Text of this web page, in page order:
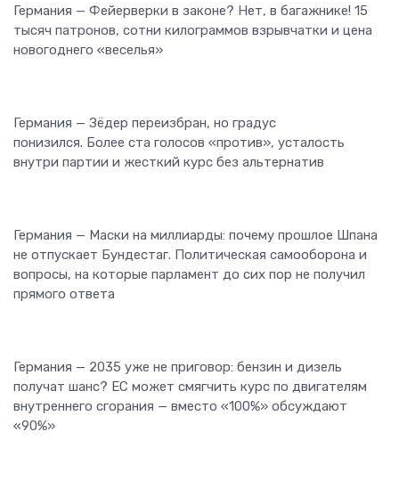
Германия — Фейерверки в законе? Нет, в багажнике! 15
тысяч патронов, сотни килограммов взрывчатки и цена
новогоднего «веселья»
Германия — Зёдер переизбран, но градус
понизился. Более ста голосов «против», усталость
внутри партии и жесткий курс без альтернатив
Германия — Маски на миллиарды: почему прошлое Шпана
не отпускает Бундестаг. Политическая самооборона и
вопросы, на которые парламент до сих пор не получил
прямого ответа
Германия — 2035 уже не приговор: бензин и дизель
получат шанс? ЕС может смягчить курс по двигателям
внутреннего сгорания — вместо «100%» обсуждают
«90%»